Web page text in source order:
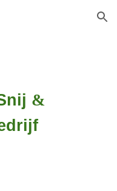
Skip to navigation
&